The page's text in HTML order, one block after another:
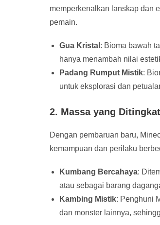
memperkenalkan lanskap dan
pemain.
Gua Kristal : Bioma bawah
hanya menambah nilai
Padang Rumput Mistik:
untuk eksplorasi dan
2. Massa yang
Dengan pembaruan baru,
kemampuan dan perilaku
Kumbang Bercahaya:
atau sebagai barang
Kambing Mistik: Penghuni
dan monster lainnya,